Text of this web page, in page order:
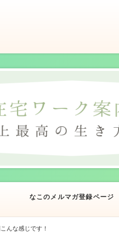
なこのメルマガ登録ページ
んな感じです！